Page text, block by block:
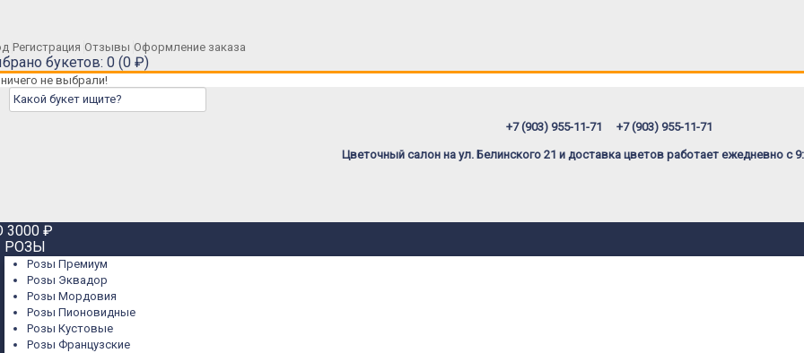
Регистрация Отзывы Оформление заказа
букетов: 0 (0 ₽)
не выбрали!
+7 (903) 955-11-71 +7 (903) 955-11-71
Цветочный салон на ул. Белинского 21 и доставка цветов работает ежедневно с
3000 ₽
РОЗЫ
Розы Премиум
Розы Эквадор
Розы Мордовия
Розы Пионовидные
Розы Кустовые
Розы Французские